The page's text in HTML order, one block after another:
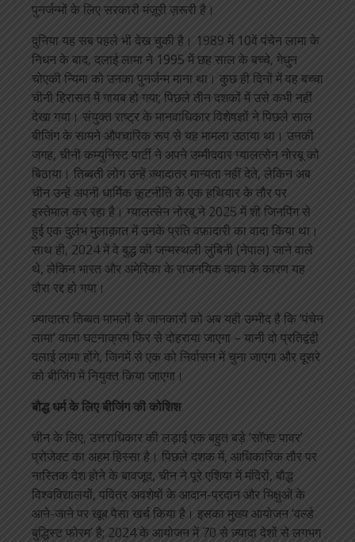
पुनर्जन्मों के लिए सरकारी मंज़ूरी ज़रूरी है।
दुनिया यह सब पहले भी देख चुकी है। 1989 में 10वें पंचेन लामा के
निधन के बाद, दलाई लामा ने 1995 में छह साल के बच्चे, गेधुन
चोएकी न्यिमा को उनका पुनर्जन्म माना था। कुछ ही दिनों में वह बच्चा
चीनी हिरासत में गायब हो गया; पिछले तीन दशकों में उसे कभी नहीं
देखा गया। संयुक्त राष्ट्र के मानवाधिकार विशेषज्ञों ने पिछले साल
बीजिंग के सामने औपचारिक रूप से यह मामला उठाया था। उनकी
जगह, चीनी कम्युनिस्ट पार्टी ने अपने उम्मीदवार ग्यालत्सेन नोरबू को
बिठाया। तिब्बती लोग उन्हें ज़्यादातर मान्यता नहीं देते, लेकिन अब
चीन उन्हें अपनी धार्मिक कूटनीति के एक हथियार के तौर पर
इस्तेमाल कर रहा है। ग्यालत्सेन नोरबू ने 2025 में शी जिनपिंग से
हुई एक दुर्लभ मुलाक़ात में उनके प्रति वफ़ादारी का वादा किया था।
साथ ही, 2024 में वे बुद्ध की जन्मस्थली लुंबिनी (नेपाल) जाने वाले
थे, लेकिन भारत और अमेरिका के राजनयिक दबाव के कारण यह
दौरा रद्द हो गया।
ज़्यादातर तिब्बत मामलों के जानकारों को अब यही उम्मीद है कि ‘पंचेन
लामा’ वाला घटनाक्रम फिर से दोहराया जाएगा – यानी दो प्रतिद्वंद्वी
दलाई लामा होंगे, जिनमें से एक को निर्वासन में चुना जाएगा और दूसरे
को बीजिंग में नियुक्त किया जाएगा।
बौद्ध धर्म के लिए बीजिंग की कोशिश
चीन के लिए, उत्तराधिकार की लड़ाई एक बहुत बड़े ‘सॉफ्ट पावर’
प्रोजेक्ट का अहम हिस्सा है। पिछले दशक में, आधिकारिक तौर पर
नास्तिक देश होने के बावजूद, चीन ने पूरे एशिया में मंदिरों, बौद्ध
विश्वविद्यालयों, पवित्र अवशेषों के आदान-प्रदान और भिक्षुओं के
आने-जाने पर खूब पैसा खर्च किया है। इसका मुख्य आयोजन ‘वर्ल्ड
बुद्धिस्ट फोरम’ है; 2024 के आयोजन में 70 से ज़्यादा देशों से लगभग